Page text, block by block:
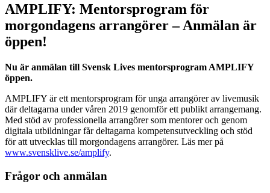
AMPLIFY: Mentorsprogram för
morgondagens arrangörer – Anmälan är
öppen!
Nu är anmälan till Svensk Lives mentorsprogram AMPLIFY
öppen.
AMPLIFY är ett mentorsprogram för unga arrangörer av livemusik
där deltagarna under våren 2019 genomför ett publikt arrangemang.
Med stöd av professionella arrangörer som mentorer och genom
digitala utbildningar får deltagarna kompetensutveckling och stöd
för att utvecklas till morgondagens arrangörer. Läs mer på
www.svensklive.se/amplify.
Frågor och anmälan